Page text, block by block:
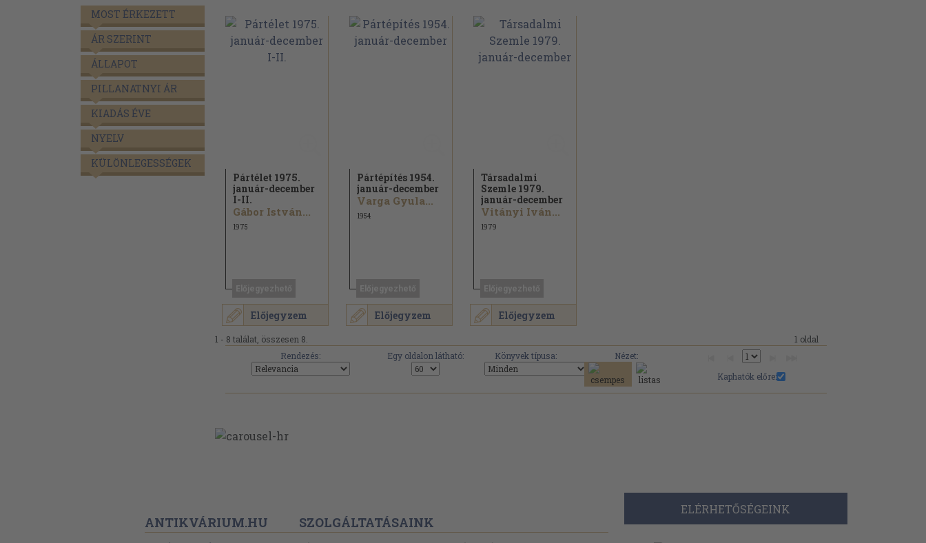
MOST ÉRKEZETT
ÁR SZERINT
ÁLLAPOT
PILLANATNYI ÁR
KIADÁS ÉVE
NYELV
KÜLÖNLEGESSÉGEK
Előjegyzem
Pártélet 1975.
január-december
I-II.
Gábor István...
1975
Előjegyzem
Pártépítés 1954.
január-december
Varga Gyula...
1954
Előjegyzem
Társadalmi
Szemle 1979.
január-december
Vitányi Iván...
1979
1 - 8 találat, összesen 8.
1 oldal
Rendezés:
Egy oldalon látható: Könyvek típusa:
Nézet:
Kaphatók előre:
ANTIKVÁRIUM.HU SZOLGÁLTATÁSAINK
ELÉRHETŐSÉGEINK